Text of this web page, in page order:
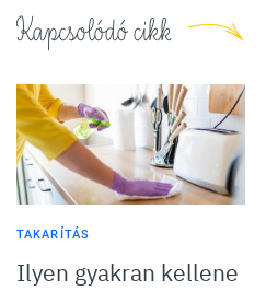
Kapcsolódó cikk
TAKARÍTÁS
Ilyen gyakran kellene